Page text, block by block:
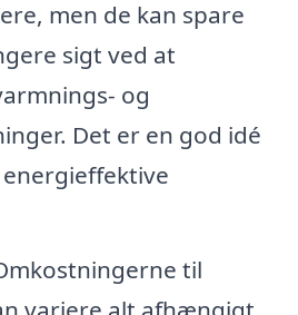
men de kan spare
sigt ved at
og
Det er en god idé
til